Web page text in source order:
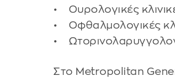
• Ουρολογικές
• Οφθαλμολογικές
•
Στο Metropolitan